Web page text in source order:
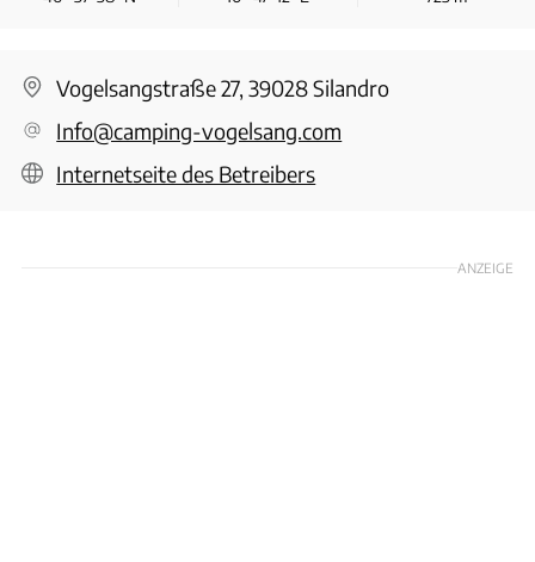
Vogelsangstraße 27, 39028 Silandro
Info@camping-vogelsang.com
Internetseite des Betreibers
ANZEIGE